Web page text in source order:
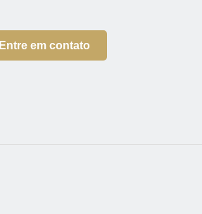
Entre em contato